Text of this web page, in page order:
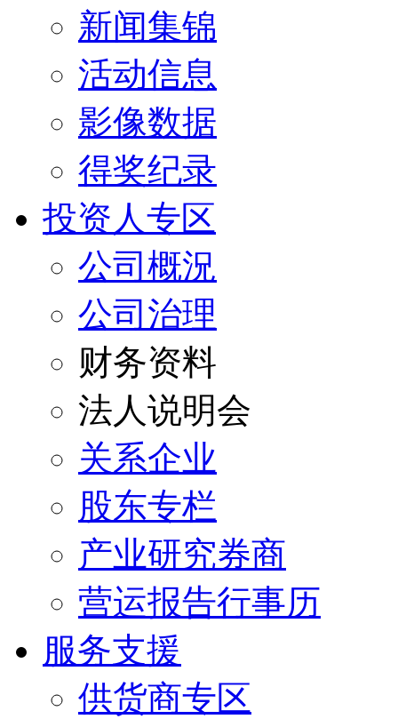
新闻集锦
活动信息
影像数据
得奖纪录
投资人专区
公司概況
公司治理
财务资料
法人说明会
关系企业
股东专栏
产业研究券商
营运报告行事历
服务支援
供货商专区